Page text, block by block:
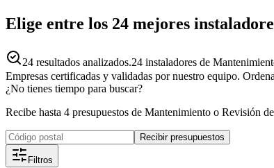
Elige entre los 24 mejores
24 resultados analizados.24 instaladores de
Empresas certificadas y validadas por nuestro equipo.
¿No tienes tiempo para buscar?
Recibe hasta 4 presupuestos de Mantenimiento o Revisión
Recibir presupuestos
Filtros